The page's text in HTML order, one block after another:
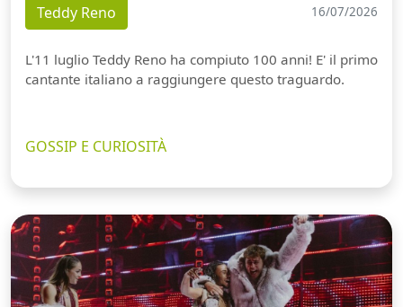
Teddy Reno 16/07/2026
L'11 luglio Teddy Reno ha compiuto 100 anni! E' il primo
cantante italiano a raggiungere questo traguardo.
GOSSIP E CURIOSITÀ